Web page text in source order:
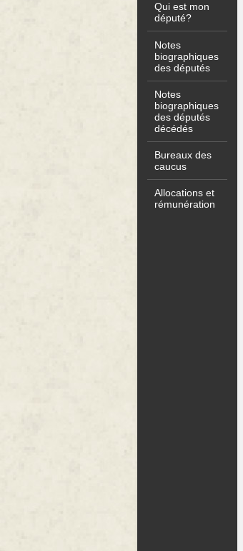
Qui est mon
député?
Notes
biographiques
des députés
Notes
biographiques
des députés
décédés
Bureaux des
caucus
Allocations et
rémunération